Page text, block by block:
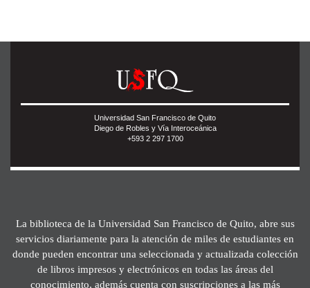
Universidad San Francisco de Quito
Diego de Robles y Vía Interoceánica
+593 2 297 1700
La biblioteca de la Universidad San Francisco de Quito, abre sus
servicios diariamente para la atención de miles de estudiantes en
donde pueden encontrar una seleccionada y actualizada colección
de libros impresos y electrónicos en todas las áreas del
conocimiento, además cuenta con suscripciones a las más